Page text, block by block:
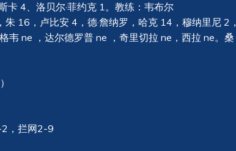
4、洛贝尔·菲约克 1。教练：韦布尔
朱 16，卢比安 4，德·詹纳罗，哈克 14，穆纳里尼 2，
韦 ne ，达尔德罗普 ne ，奇里切拉 ne，西拉 ne。桑
2，拦网2-9